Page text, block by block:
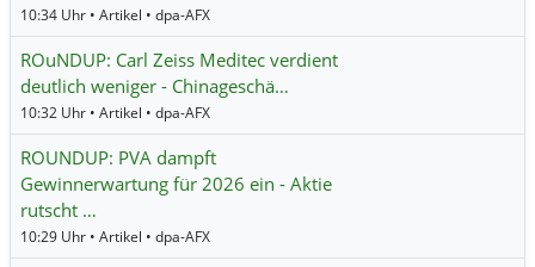
10:34 Uhr • Artikel • dpa-AFX
ROuNDUP: Carl Zeiss Meditec verdient
deutlich weniger - Chinageschä…
10:32 Uhr • Artikel • dpa-AFX
ROUNDUP: PVA dampft
Gewinnerwartung für 2026 ein - Aktie
rutscht …
10:29 Uhr • Artikel • dpa-AFX